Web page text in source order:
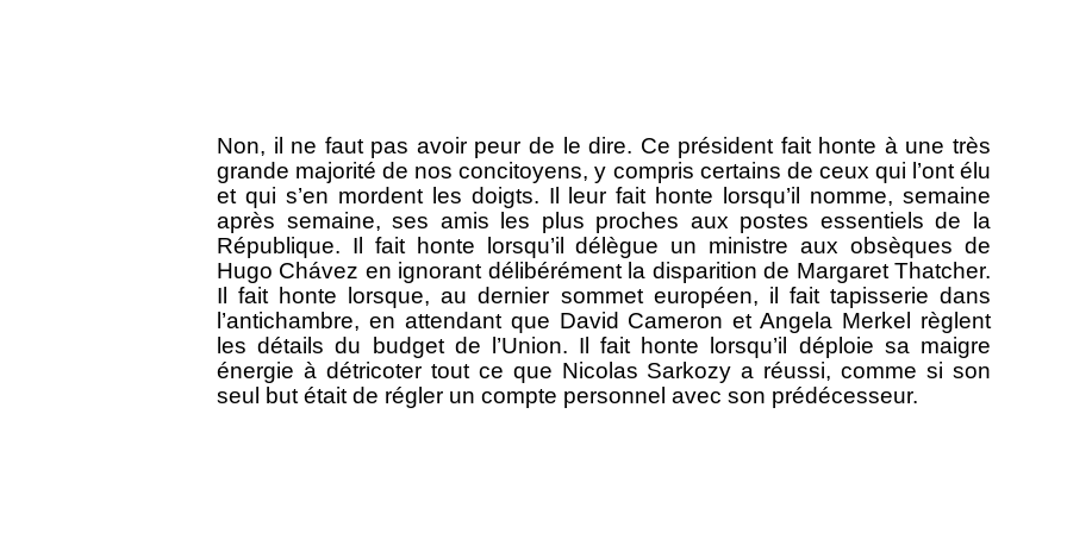
Non, il ne faut pas avoir peur de le dire. Ce président fait honte à une très
grande majorité de nos concitoyens, y compris certains de ceux qui l’ont élu
et qui s’en mordent les doigts. Il leur fait honte lorsqu’il nomme, semaine
après semaine, ses amis les plus proches aux postes essentiels de la
République. Il fait honte lorsqu’il délègue un ministre aux obsèques de
Hugo Chávez en ignorant délibérément la disparition de Margaret Thatcher.
Il fait honte lorsque, au dernier sommet européen, il fait tapisserie dans
l’antichambre, en attendant que David Cameron et Angela Merkel règlent
les détails du budget de l’Union. Il fait honte lorsqu’il déploie sa maigre
énergie à détricoter tout ce que Nicolas Sarkozy a réussi, comme si son
seul but était de régler un compte personnel avec son prédécesseur.